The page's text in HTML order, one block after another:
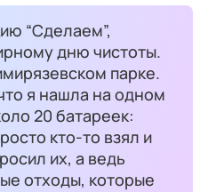
“Сделаем”,
дню чистоты.
парке.
я нашла на одном
20 батареек:
кто-то взял и
их, а ведь
отходы, которые